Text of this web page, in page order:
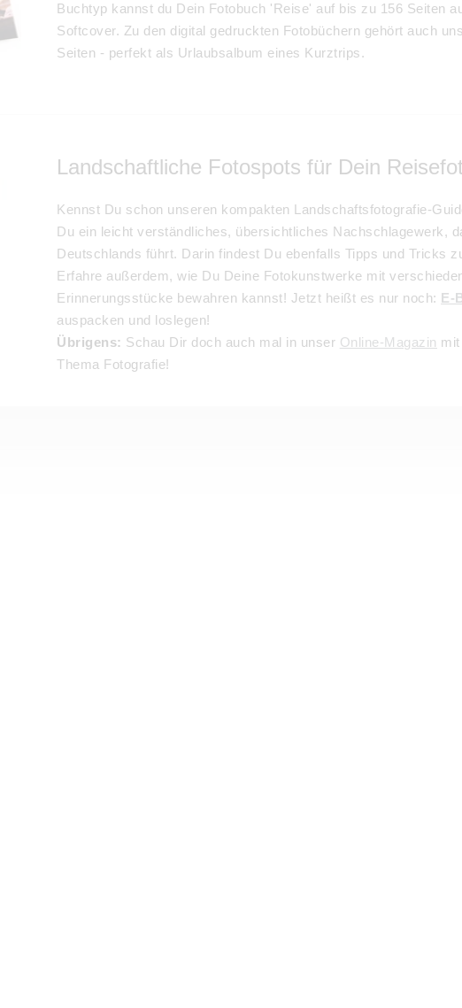
Buchtyp kannst du Dein Fotobuch 'Reise' auf bis zu 156 Seiten
Softcover. Zu den digital gedruckten Fotobüchern gehört auch
Seiten - perfekt als Urlaubsalbum eines Kurztrips.
Landschaftliche Fotospots für Dein
Kennst Du schon unseren kompakten Landschaftsfotografie-
Du ein leicht verständliches, übersichtliches Nachschlagewerk,
Deutschlands führt. Darin findest Du ebenfalls Tipps und Tricks
Erfahre außerdem, wie Du Deine Fotokunstwerke mit
Erinnerungsstücke bewahren kannst! Jetzt heißt es nur noch: E-
auspacken und loslegen!
Übrigens: Schau Dir doch auch mal in unser Online-Magazin
Thema Fotografie!